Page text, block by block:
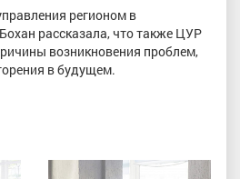
регионом в
рассказала, что также ЦУР
возникновения проблем,
в будущем.